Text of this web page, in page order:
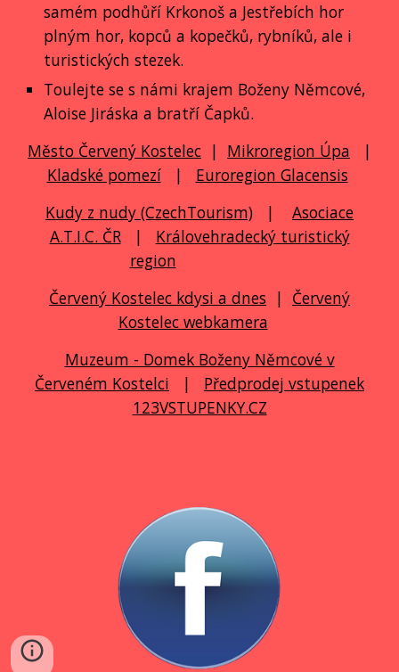
samém podhůří Krkonoš a Jestřebích hor
plným hor, kopců a kopečků, rybníků, ale i
turistických stezek.
Toulejte se s námi krajem Boženy Němcové,
Aloise Jiráska a bratří Čapků.
Město Červený Kostelec | Mikroregion Úpa |
Kladské pomezí| Euroregion Glacensis
Kudy z nudy (CzechTourism) | Asociace
A.T.I.C. ČR| Královehradecký turistický
region
Červený Kostelec kdysi a dnes | Červený
Kostelec webkamera
Muzeum - Domek Boženy Němcové v
Červeném Kostelci | Předprodej vstupenek
123VSTUPENKY.CZ